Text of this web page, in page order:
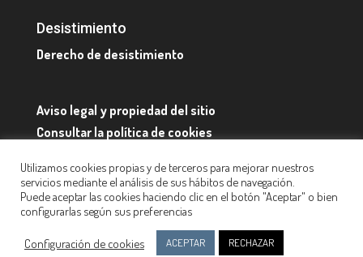
Desistimiento
Derecho de desistimiento
Aviso legal y propiedad del sitio
Consultar la política de cookies
Utilizamos cookies propias y de terceros para mejorar nuestros
servicios mediante el análisis de sus hábitos de navegación.
Puede aceptar las cookies haciendo clic en el botón "Aceptar" o bien
configurarlas según sus preferencias
Configuración de cookies ACEPTAR RECHAZAR